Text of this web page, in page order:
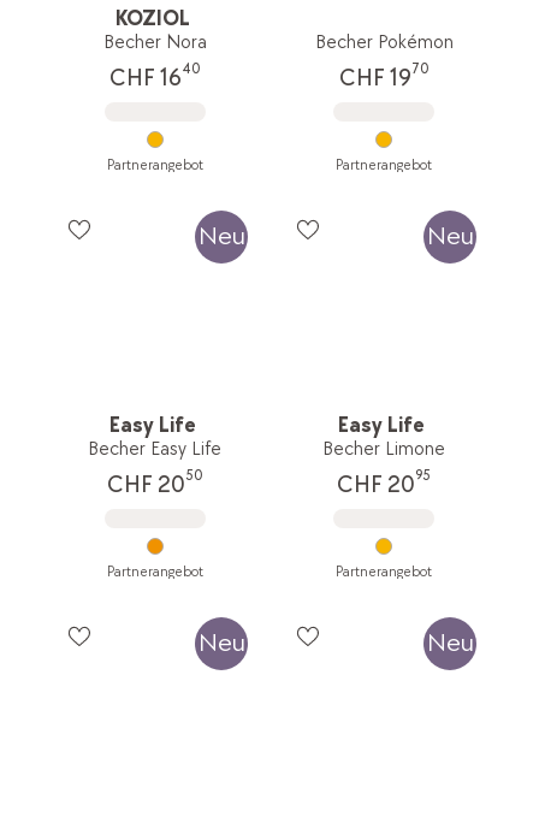
KOZIOL
Becher Nora
CHF 1640
Partnerangebot
Becher Pokémon
CHF 1970
Partnerangebot
Neu
Easy Life
Becher Easy Life
CHF 2050
Partnerangebot
Neu
Easy Life
Becher Limone
CHF 2095
Partnerangebot
Neu Neu